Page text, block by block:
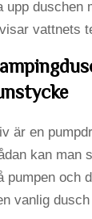
upp duschen
vattnets
är en
kan man
pumpen och
vanlig